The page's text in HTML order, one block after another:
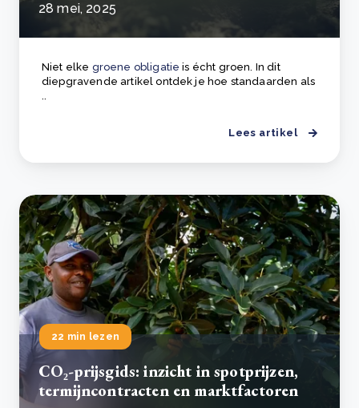
28 mei, 2025
Niet elke groene obligatie is écht groen. In dit
diepgravende artikel ontdek je hoe standaarden als
..
Lees artikel
22 min lezen
CO₂-prijsgids: inzicht in spotprijzen,
termijncontracten en marktfactoren